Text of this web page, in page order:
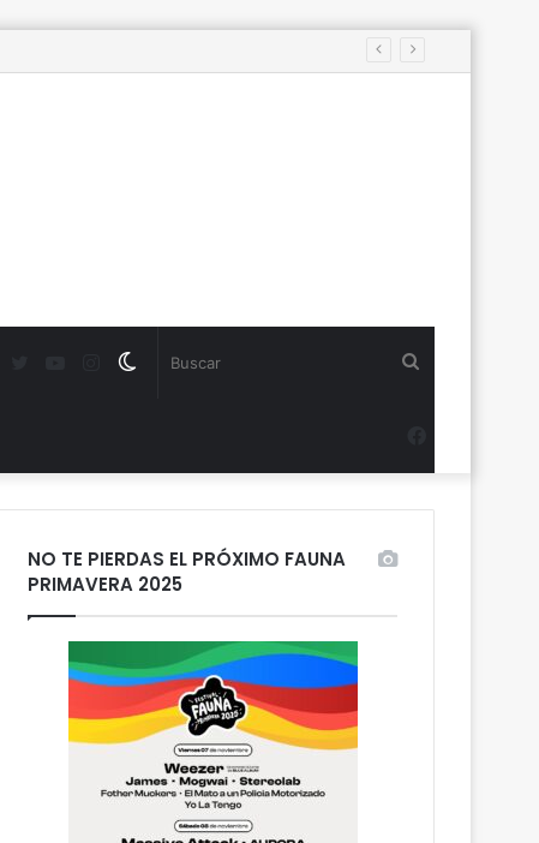
Switch
Instagram
YouTube
NO TE PIERDAS EL PRÓXIMO FAUNA
PRIMAVERA 2025